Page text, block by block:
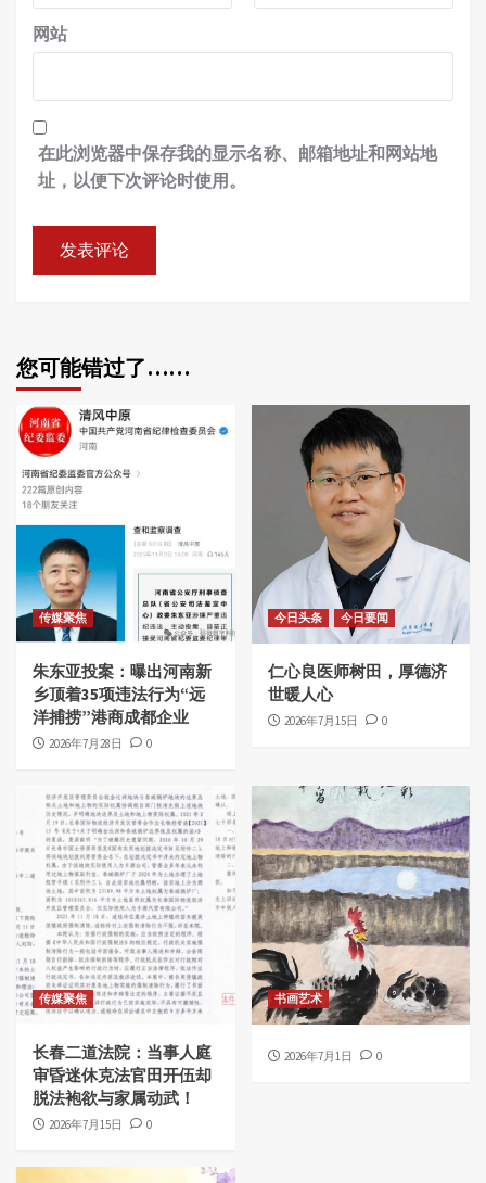
网站
在此浏览器中保存我的显示名称、邮箱地址和网站地
址，以便下次评论时使用。
您可能错过了……
传媒聚焦
朱东亚投案：曝出河南新
乡顶着35项违法行为“远
洋捕捞”港商成都企业
2026年7月28日 0
今日头条 今日要闻
仁心良医师树田，厚德济
世暖人心
2026年7月15日 0
传媒聚焦
长春二道法院：当事人庭
审昏迷休克法官田开伍却
脱法袍欲与家属动武！
2026年7月15日 0
书画艺术
2026年7月1日 0